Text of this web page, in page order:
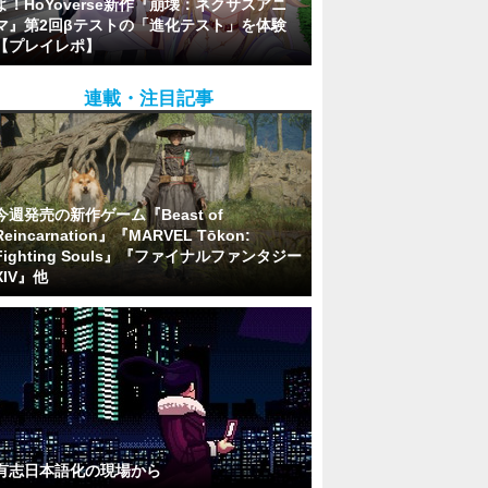
！HoYoverse新作『崩壊：ネクサスアニ
』第2回βテストの「進化テスト」を体験
プレイレポ】
連載・注目記事
週発売の新作ゲーム『Beast of
』『MARVEL Tōkon:
Souls』『ファイナルファンタジー
』他
志日本語化の現場から